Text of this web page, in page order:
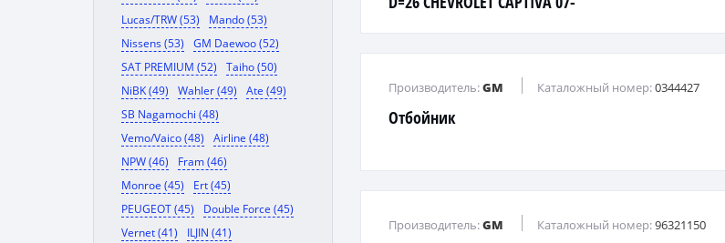
Lucas/TRW (53)
Mando (53)
Nissens (53)
GM Daewoo (52)
SAT PREMIUM (52)
Taiho (50)
NiBK (49)
Wahler (49)
Ate (49)
SB Nagamochi (48)
Vemo/Vaico (48)
Airline (48)
NPW (46)
Fram (46)
Monroe (45)
Ert (45)
PEUGEOT (45)
Double Force (45)
Vernet (41)
ILJIN (41)
Отбойник
Производитель:GM Каталожный номер:0344427
Производитель:GM Каталожный номер:96321150